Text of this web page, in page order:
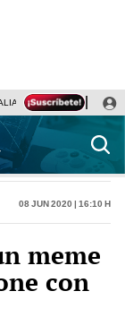
LIMA VS SPORT
08 Jun 2020 | 16:10 h
meme
con